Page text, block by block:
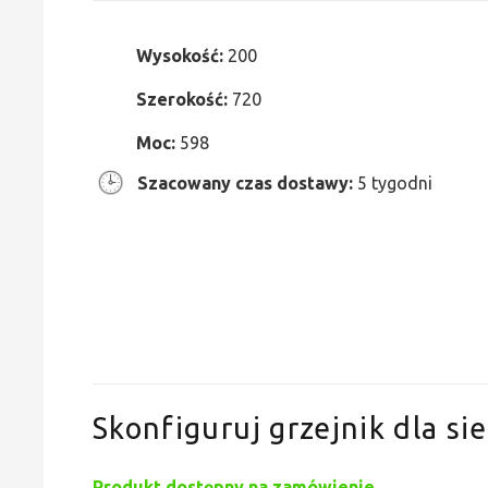
Wysokość: 200
Szerokość: 720
Moc: 598
Szacowany czas dostawy: 5 tygodni
Skonfiguruj grzejnik dla